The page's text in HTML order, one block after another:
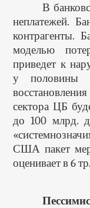
В
неплатежей.
контрагенты.
моделью
приведет к
у половины
сектора ЦБ
до 100 млрд.
США пакет
оценивает в 6